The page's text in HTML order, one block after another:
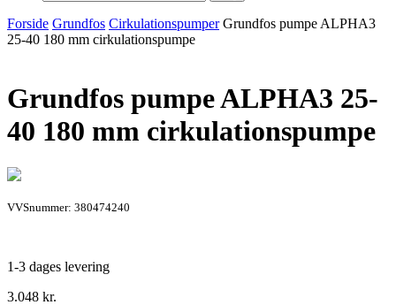
Forside Grundfos Cirkulationspumper Grundfos pumpe ALPHA3
25-40 180 mm cirkulationspumpe
Grundfos pumpe ALPHA3 25-
40 180 mm cirkulationspumpe
VVSnummer: 380474240
1-3 dages levering
3.048 kr.